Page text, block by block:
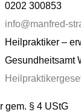
0202 300853
info@manfred-
Heilpraktiker –
Gesundheitsamt
gem. § 4 UStG